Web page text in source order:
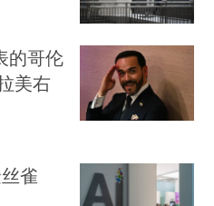
的哥伦
美右
雀